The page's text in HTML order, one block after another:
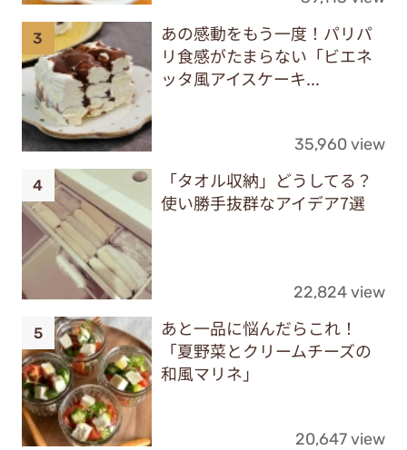
あの感動をもう一度！パリパ
リ食感がたまらない「ビエネ
ッタ風アイスケーキ...
35,960 view
「タオル収納」どうしてる？
使い勝手抜群なアイデア7選
22,824 view
あと一品に悩んだらこれ！
「夏野菜とクリームチーズの
和風マリネ」
20,647 view